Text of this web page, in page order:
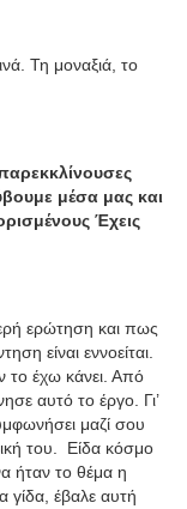
Τη μοναξιά, το
μέσα μας και
Έχεις
ερώτηση και πως
είναι εννοείται.
το έχω κάνει. Από
αυτό το έργο. Γι’
μαζί σου
του. Είδα κόσμο
ήταν το θέμα η
γίδα, έβαλε αυτή